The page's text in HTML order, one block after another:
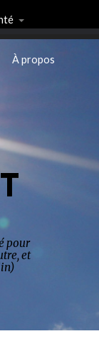
À propos
pour
et